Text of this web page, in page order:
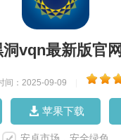
洞vqn最新版官网
间：2025-09-09
苹果下载
安卓市场，安全绿色